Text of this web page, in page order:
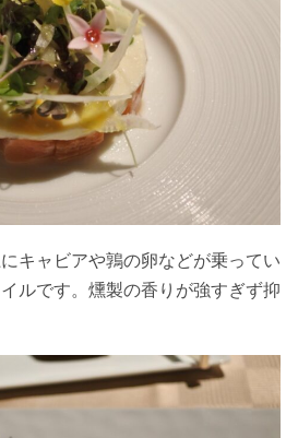
キャビアや鶉の卵などが乗ってい
ルです。燻製の香りが強すぎず抑